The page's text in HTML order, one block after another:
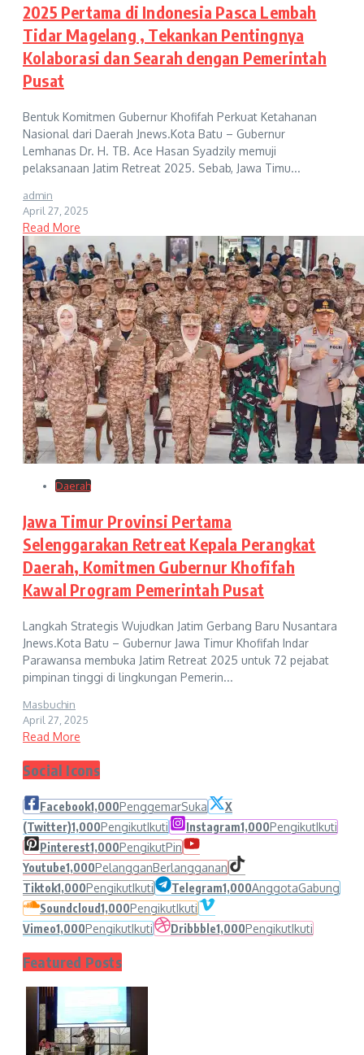
2025 Pertama di Indonesia Pasca Lembah
Tidar Magelang , Tekankan Pentingnya
Kolaborasi dan Searah dengan Pemerintah
Pusat
Bentuk Komitmen Gubernur Khofifah Perkuat Ketahanan
Nasional dari Daerah Jnews.Kota Batu – Gubernur
Lemhanas Dr. H. TB. Ace Hasan Syadzily memuji
pelaksanaan Jatim Retreat 2025. Sebab, Jawa Timu...
admin
April 27, 2025
Read More
Daerah
Jawa Timur Provinsi Pertama
Selenggarakan Retreat Kepala Perangkat
Daerah, Komitmen Gubernur Khofifah
Kawal Program Pemerintah Pusat
Langkah Strategis Wujudkan Jatim Gerbang Baru Nusantara
Jnews.Kota Batu – Gubernur Jawa Timur Khofifah Indar
Parawansa membuka Jatim Retreat 2025 untuk 72 pejabat
pimpinan tinggi di lingkungan Pemerin...
Masbuchin
April 27, 2025
Read More
Social Icons
Facebook1,000PenggemarSuka
X
(Twitter)1,000PengikutIkuti Instagram1,000PengikutIkuti
Pinterest1,000PengikutPin
Youtube1,000PelangganBerlangganan
Tiktok1,000PengikutIkuti Telegram1,000AnggotaGabung
Soundcloud1,000PengikutIkuti
Vimeo1,000PengikutIkuti Dribbble1,000PengikutIkuti
Featured Posts